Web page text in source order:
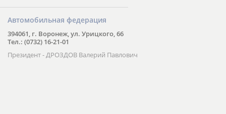
Автомобильная федерация
394061, г. Воронеж, ул. Урицкого, 66
Тел.: (0732) 16-21-01
Президент - ДРОЗДОВ Валерий Павлович